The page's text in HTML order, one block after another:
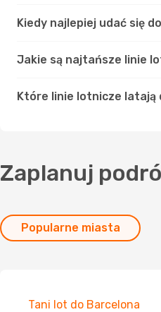
Kiedy najlepiej udać się
Jakie są najtańsze linie
Które linie lotnicze latają
Zaplanuj
Popularne miasta
Tani lot do Barcelona